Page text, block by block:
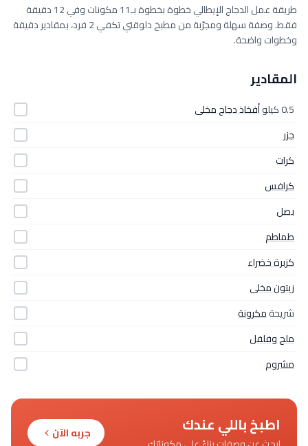
طريقة عمل الدجاج الإيطالي خطوة بخطوة بـ11 مكونات وفي 12 دقيقة
فقط. وصفة سهلة ومجرّبة من مطبخ دلوقتي تكفي 2 فرد، بمقادير دقيقة
وخطوات واضحة.
المقادير
0.5 كيلو
أفخاذ دجاج مخلى
جزر
كرات
كرافس
بصل
طماطم
كزبرة خضراء
زيتون مخلى
شريحةمكرونة
ملح وفلفل
مشروم
اطبخ باللي عندك جربه الآن